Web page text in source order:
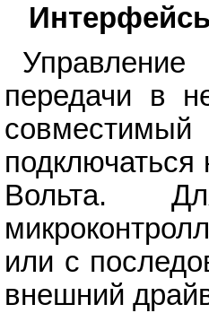
передачи в
Вольта.
или с
внешний